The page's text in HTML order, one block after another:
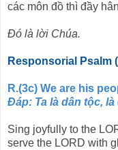
các môn đồ thì đầy
Ðó là lời Chúa.
Responsorial Psalm
R.(3c) We are his
Ðáp: Ta là dân tộc,
Sing joyfully to the
serve the LORD with